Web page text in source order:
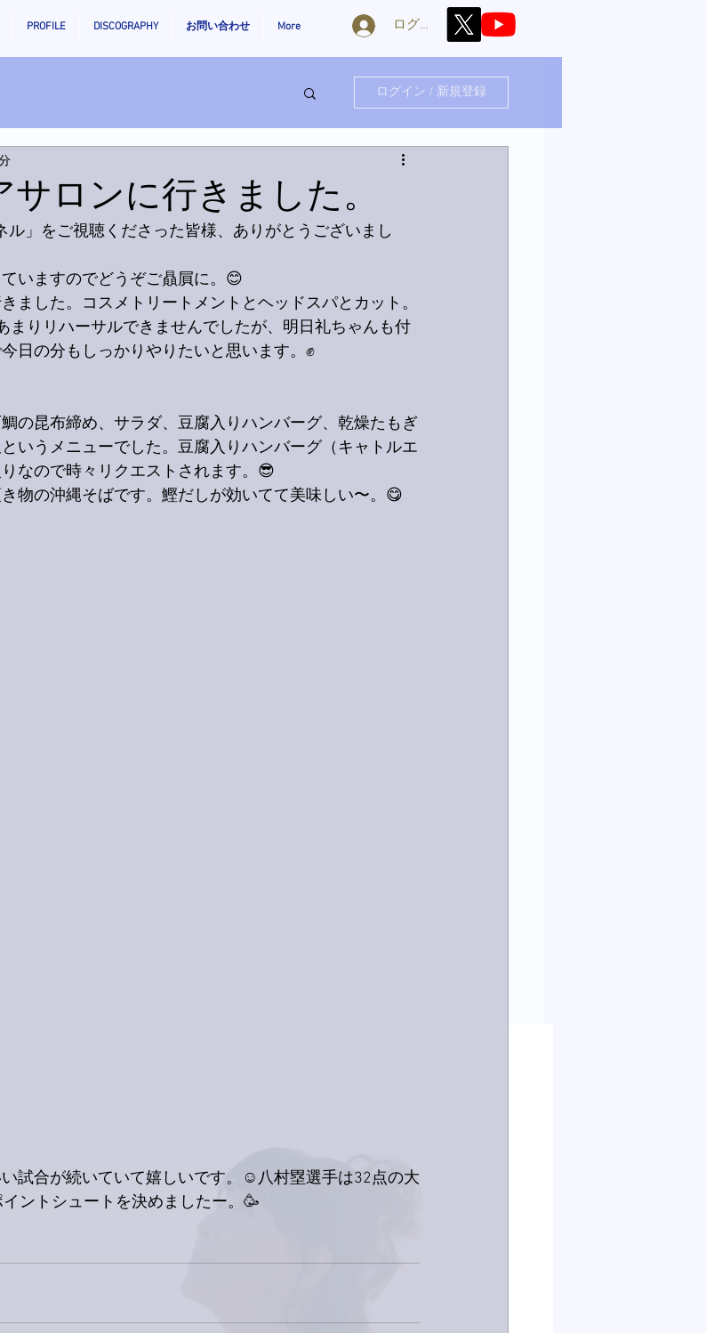
PROFILE DISCOGRAPHY お問い合わせ More ログイン
ログイン / 新規登録
ロンに行きました。
ル」をご視聴くださった皆様、ありがとうございまし
いますのでどうぞご贔屓に。😊
ました。コスメトリートメントとヘッドスパとカット。
まりリハーサルできませんでしたが、明日礼ちゃんも付
日の分もしっかりやりたいと思います。✊
の昆布締め、サラダ、豆腐入りハンバーグ、乾燥たもぎ
いうメニューでした。豆腐入りハンバーグ（キャトルエ
なので時々リクエストされます。😎
物の沖縄そばです。鰹だしが効いてて美味しい〜。😋
試合が続いていて嬉しいです。☺️八村塁選手は32点の大
ントシュートを決めましたー。🥳